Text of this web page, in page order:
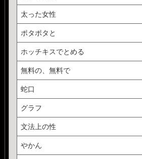
太った女性
ポタポタと
ホッチキスでとめる
無料の、無料で
蛇口
グラフ
文法上の性
やかん